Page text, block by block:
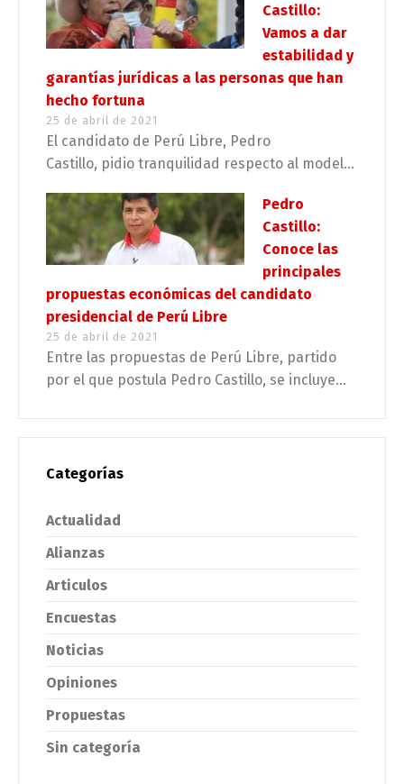
Castillo:
Vamos a dar
estabilidad y
garantías jurídicas a las personas que han
hecho fortuna
25 de abril de 2021
El candidato de Perú Libre, Pedro
Castillo, pidio tranquilidad respecto al model...
Pedro
Castillo:
Conoce las
principales
propuestas económicas del candidato
presidencial de Perú Libre
25 de abril de 2021
Entre las propuestas de Perú Libre, partido
por el que postula Pedro Castillo, se incluye...
Categorías
Actualidad
Alianzas
Articulos
Encuestas
Noticias
Opiniones
Propuestas
Sin categoría